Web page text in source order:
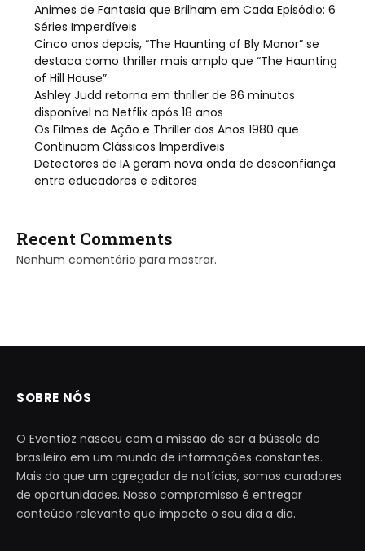
Animes de Fantasia que Brilham em Cada Episódio: 6
Séries Imperdíveis
Cinco anos depois, “The Haunting of Bly Manor” se
destaca como thriller mais amplo que “The Haunting
of Hill House”
Ashley Judd retorna em thriller de 86 minutos
disponível na Netflix após 18 anos
Os Filmes de Ação e Thriller dos Anos 1980 que
Continuam Clássicos Imperdíveis
Detectores de IA geram nova onda de desconfiança
entre educadores e editores
Recent Comments
Nenhum comentário para mostrar.
SOBRE NÓS
O Eventioz nasceu com a missão de ser a bússola do
brasileiro em um mundo de informações constantes.
Mais do que um agregador de notícias, somos curadores
de oportunidades. Nosso compromisso é entregar
conteúdo relevante que impacte o seu dia a dia.